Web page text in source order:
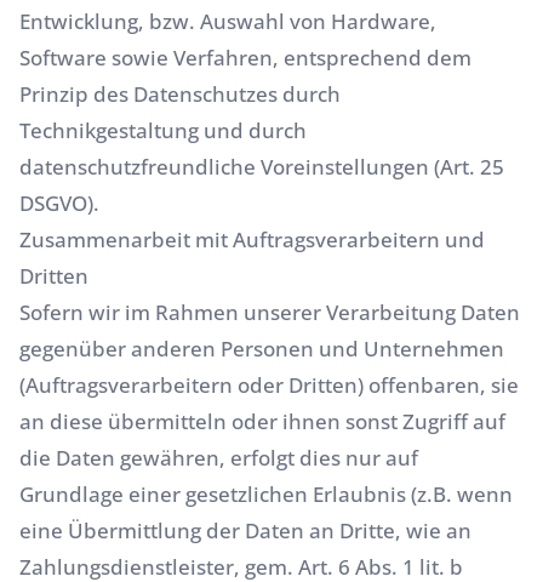
Entwicklung, bzw. Auswahl von Hardware,
Software sowie Verfahren, entsprechend dem
Prinzip des Datenschutzes durch
Technikgestaltung und durch
datenschutzfreundliche Voreinstellungen (Art. 25
DSGVO).
Zusammenarbeit mit Auftragsverarbeitern und
Dritten
Sofern wir im Rahmen unserer Verarbeitung Daten
gegenüber anderen Personen und Unternehmen
(Auftragsverarbeitern oder Dritten) offenbaren, sie
an diese übermitteln oder ihnen sonst Zugriff auf
die Daten gewähren, erfolgt dies nur auf
Grundlage einer gesetzlichen Erlaubnis (z.B. wenn
eine Übermittlung der Daten an Dritte, wie an
Zahlungsdienstleister, gem. Art. 6 Abs. 1 lit. b